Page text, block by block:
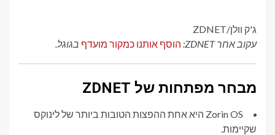
ג'ק וולן/ZDNET
עקוב אחר ZDNET:
הוסף אותנו כמקור מועדף בגוגל.
מבחר מפתחות של ZDNET
Zorin OS היא אחת ההפצות הטובות ביותר של לינוקס
שקיימות.